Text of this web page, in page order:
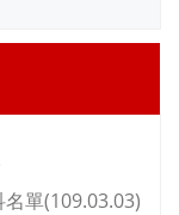
單(109.03.03)